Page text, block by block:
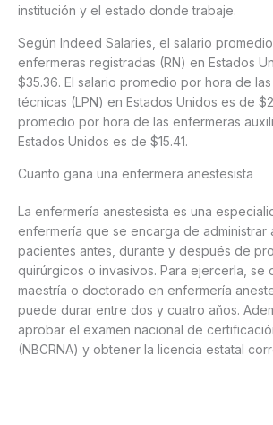
institución y el estado donde trabaje.
Según Indeed Salaries, el salario
enfermeras registradas (RN) en Estados
$35.36. El salario promedio por hora de
técnicas (LPN) en Estados Unidos es de
promedio por hora de las enfermeras
Estados Unidos es de $15.41.
Cuanto gana una enfermera anestesista
La enfermería anestesista es una
enfermería que se encarga de administrar
pacientes antes, durante y después de
quirúrgicos o invasivos. Para ejercerla, se
maestría o doctorado en enfermería
puede durar entre dos y cuatro años.
aprobar el examen nacional de
(NBCRNA) y obtener la licencia estatal